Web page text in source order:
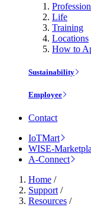
Life
Training
Locations
How to
Sustainability
Employee
Contact
IoTMart
WISE-
A-Connect
Home /
Support /
Resources /